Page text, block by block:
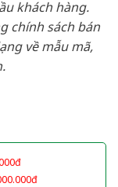
khách hàng.
chính sách bán
về mẫu mã,